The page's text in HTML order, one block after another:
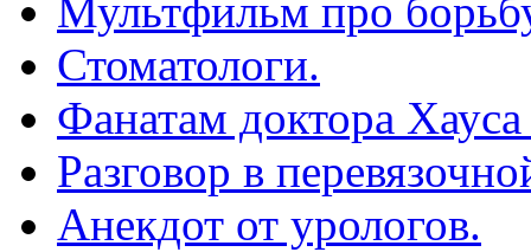
Мультфильм про
Стоматологи.
Фанатам доктора
Разговор в
Анекдот от урологов.